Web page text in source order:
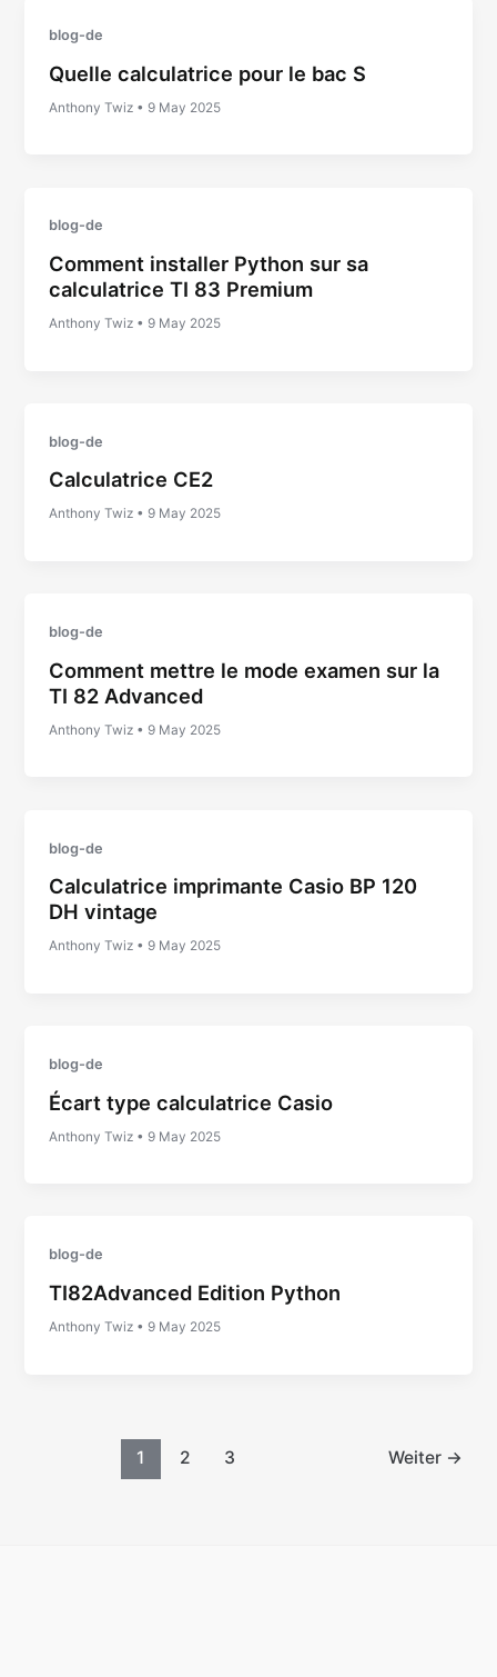
blog-de
Quelle calculatrice pour le bac S
Anthony Twiz •9 May 2025
blog-de
Comment installer Python sur sa
calculatrice TI 83 Premium
Anthony Twiz •9 May 2025
blog-de
Calculatrice CE2
Anthony Twiz •9 May 2025
blog-de
Comment mettre le mode examen sur la
TI 82 Advanced
Anthony Twiz •9 May 2025
blog-de
Calculatrice imprimante Casio BP 120
DH vintage
Anthony Twiz •9 May 2025
blog-de
Écart type calculatrice Casio
Anthony Twiz •9 May 2025
blog-de
TI82Advanced Edition Python
Anthony Twiz •9 May 2025
1 2 3 Weiter →